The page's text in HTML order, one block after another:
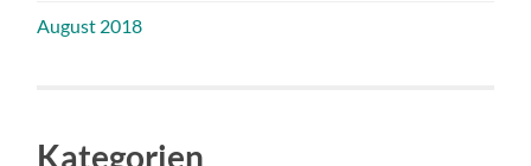
August 2018
Kategorien